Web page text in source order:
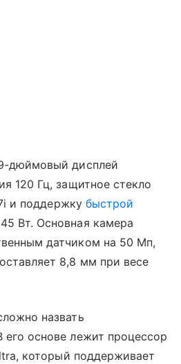
дюймовый дисплей
120 Гц, защитное стекло
и поддержку быстрой
Вт. Основная камера
датчиком на 50 Мп,
8,8 мм при весе
назвать
основе лежит процессор
который поддерживает